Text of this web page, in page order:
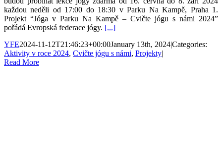
každou neděli od 17:00 do 18:30 v Parku Na Kampě, Praha 1.
Projekt “Jóga v Parku Na Kampě – Cvičte jógu s námi 2024”
pořádá Evropská federace jógy. [...]
YFE2024-11-12T21:46:23+00:00January 13th, 2024|Categories:
Aktivity v roce 2024, Cvičte jógu s námi, Projekty|
Read More